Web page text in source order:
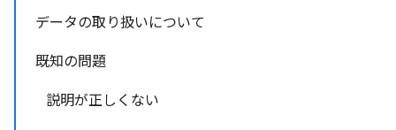
データの取り扱いについて
既知の問題
説明が正しくない